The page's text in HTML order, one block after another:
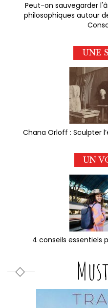
Peut-on sauvegarder
philosophiques autour
UNE
Chana Orloff : Sculpter
UN
4 conseils essentiels